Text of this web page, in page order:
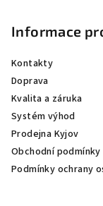
Informace
Kontakty
Doprava
Kvalita a záruka
Systém výhod
Prodejna Kyjov
Obchodní podmínky
Podmínky ochrany